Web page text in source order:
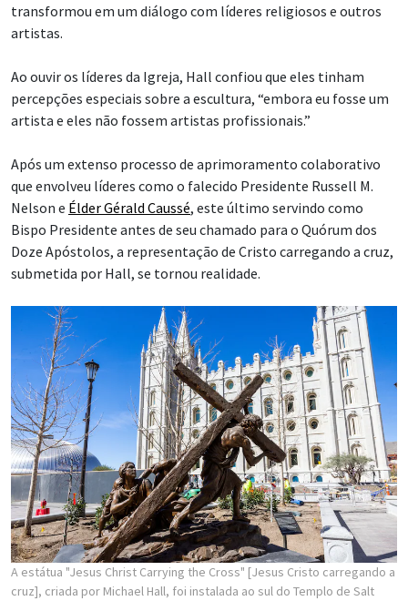
transformou em um diálogo com líderes religiosos e outros
artistas.
Ao ouvir os líderes da Igreja, Hall confiou que eles tinham
percepções especiais sobre a escultura, “embora eu fosse um
artista e eles não fossem artistas profissionais.”
Após um extenso processo de aprimoramento colaborativo
que envolveu líderes como o falecido Presidente Russell M.
Nelson e Élder Gérald Caussé, este último servindo como
Bispo Presidente antes de seu chamado para o Quórum dos
Doze Apóstolos, a representação de Cristo carregando a cruz,
submetida por Hall, se tornou realidade.
A estátua "Jesus Christ Carrying the Cross" [Jesus Cristo carregando a
cruz], criada por Michael Hall, foi instalada ao sul do Templo de Salt